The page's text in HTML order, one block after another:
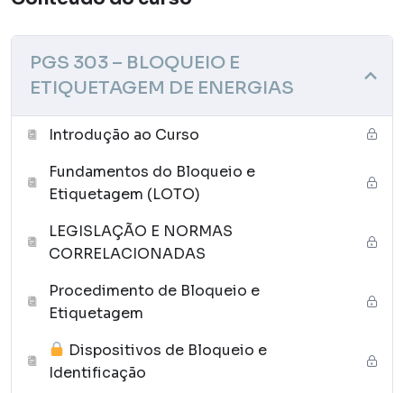
PGS 303 – BLOQUEIO E
ETIQUETAGEM DE ENERGIAS
Introdução ao Curso
Fundamentos do Bloqueio e
Etiquetagem (LOTO)
LEGISLAÇÃO E NORMAS
CORRELACIONADAS
Procedimento de Bloqueio e
Etiquetagem
Dispositivos de Bloqueio e
Identificação